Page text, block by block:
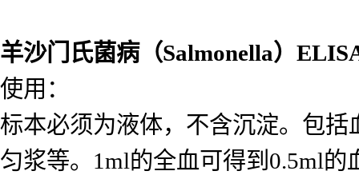
羊沙门氏菌病（Salmonella）
使用：
标本必须为液体，不含沉淀。包
匀浆等。1ml的全血可得到0.5ml的